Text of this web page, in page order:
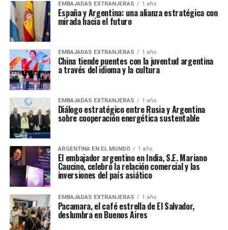
EMBAJADAS EXTRANJERAS 1 año
España y Argentina: una alianza estratégica con
mirada hacia el futuro
EMBAJADAS EXTRANJERAS 1 año
China tiende puentes con la juventud argentina
a través del idioma y la cultura
EMBAJADAS EXTRANJERAS 1 año
Diálogo estratégico entre Rusia y Argentina
sobre cooperación energética sustentable
ARGENTINA EN EL MUNDO 1 año
El embajador argentino en India, S.E. Mariano
Caucino, celebró la relación comercial y las
inversiones del país asiático
EMBAJADAS EXTRANJERAS 1 año
Pacamara, el café estrella de El Salvador,
deslumbra en Buenos Aires